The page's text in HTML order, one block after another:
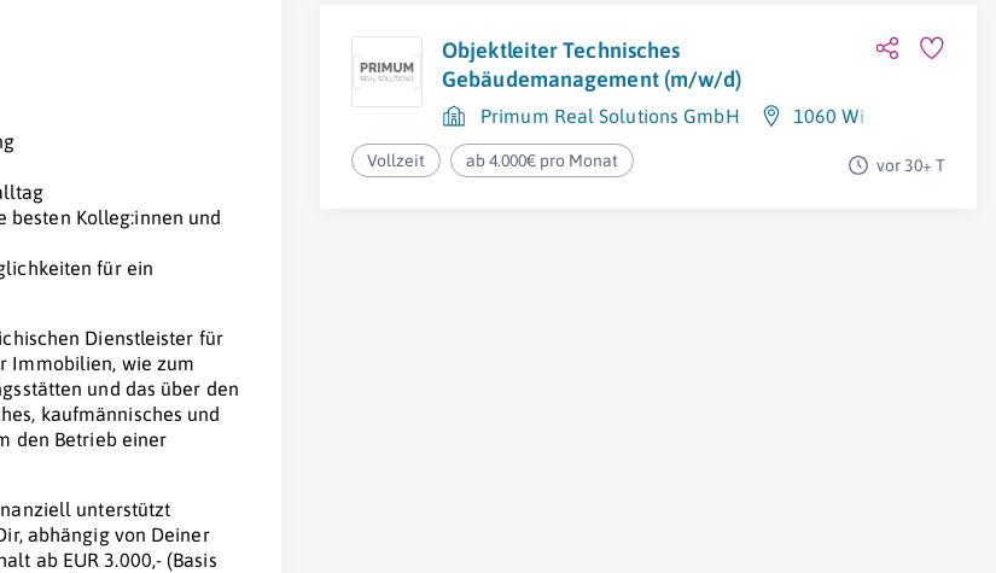
Kolleg:innen und
für ein
Dienstleister für
Immobilien, wie zum
und das über den
kaufmännisches und
den Betrieb einer
unterstützt
abhängig von Deiner
ab EUR 3.000,- (Basis
Objektleiter Technisches
Gebäudemanagement (m/w/d)
Primum Real Solutions GmbH 1060 Wien
Vollzeit ab 4.000€ pro Monat vor 30+ T